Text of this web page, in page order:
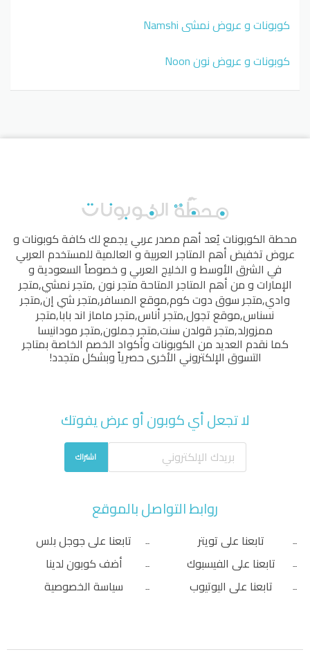
كوبونات و عروض نمشي Namshi
كوبونات و عروض نون Noon
محطة الكوبوناتيُعد أهم مصدر عربي يجمع لك كافة كوبونات و
عروض تخفيض أهم المتاجر العربية و العالمية للمستخدم العربي
في الشرق الأوسط و الخليج العربي و خصوصاً السعودية و
الإمارات و من أهم المتاجر المتاحةمتجر نون,متجر نمشي,متجر
وادي,متجر سوق دوت كوم,موقع المسافر,متجر شي إن,متجر
نسناس,موقع تجول,متجر أناس,متجر ماماز اند بابا,متجر
ممزورلد,متجر قولدن سنت,متجر جملون,متجر مودانيسا
كما نقدم العديد من الكوبونات وأكواد الخصم الخاصة بمتاجر
التسوق الإلكتروني الأخرى حصرياً وبشكل متجدد!
لا تجعل أي كوبون أو عرض يفوتك
اشتراك
روابط التواصل بالموقع
تابعنا على تويتر
تابعنا على الفيسبوك
تابعنا على اليوتيوب
تابعنا على جوجل بلس
أضف كوبون لدينا
سياسة الخصوصية